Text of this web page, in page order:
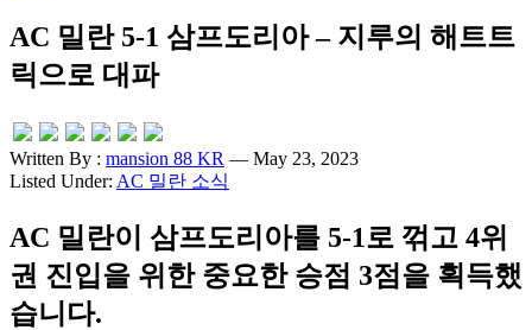
AC 밀란 5-1 삼프도리아 – 지루의 해트트
릭으로 대파
Written By : mansion 88 KR — May 23, 2023
Listed Under: AC 밀란 소식
AC 밀란이 삼프도리아를 5-1로 꺾고 4위
권 진입을 위한 중요한 승점 3점을 획득했
습니다.